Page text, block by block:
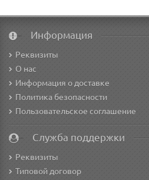
Информация
Реквизиты
О нас
Информация о доставке
Политика безопасности
Пользовательское соглашение
Служба поддержки
Реквизиты
Типовой договор